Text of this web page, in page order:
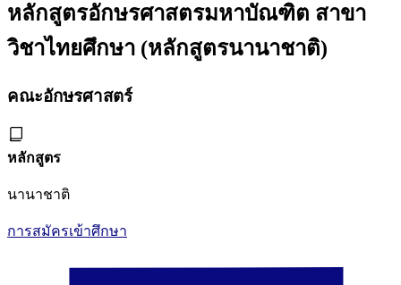
หลักสูตรอักษรศาสตรมหาบัณฑิต สาขา
วิชาไทยศึกษา (หลักสูตรนานาชาติ)
คณะอักษรศาสตร์
หลักสูตร
นานาชาติ
การสมัครเข้าศึกษา